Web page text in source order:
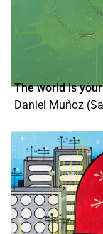
The world is
Daniel Muñoz